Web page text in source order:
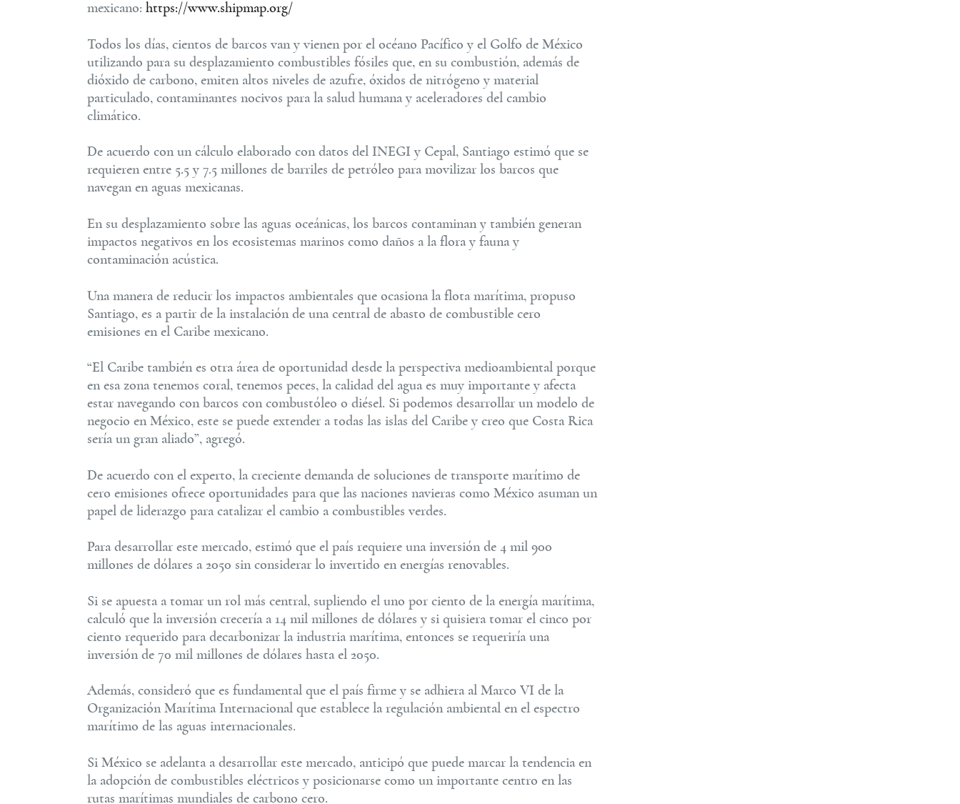
mexicano: https://www.shipmap.org/
Todos los días, cientos de barcos van y vienen por el océano Pacífico y el Golfo de México
utilizando para su desplazamiento combustibles fósiles que, en su combustión, además de
dióxido de carbono, emiten altos niveles de azufre, óxidos de nitrógeno y material
particulado, contaminantes nocivos para la salud humana y aceleradores del cambio
climático.
De acuerdo con un cálculo elaborado con datos del INEGI y Cepal, Santiago estimó que se
requieren entre 5.5 y 7.5 millones de barriles de petróleo para movilizar los barcos que
navegan en aguas mexicanas.
En su desplazamiento sobre las aguas oceánicas, los barcos contaminan y también generan
impactos negativos en los ecosistemas marinos como daños a la flora y fauna y
contaminación acústica.
Una manera de reducir los impactos ambientales que ocasiona la flota marítima, propuso
Santiago, es a partir de la instalación de una central de abasto de combustible cero
emisiones en el Caribe mexicano.
“El Caribe también es otra área de oportunidad desde la perspectiva medioambiental porque
en esa zona tenemos coral, tenemos peces, la calidad del agua es muy importante y afecta
estar navegando con barcos con combustóleo o diésel. Si podemos desarrollar un modelo de
negocio en México, este se puede extender a todas las islas del Caribe y creo que Costa Rica
sería un gran aliado”, agregó.
De acuerdo con el experto, la creciente demanda de soluciones de transporte marítimo de
cero emisiones ofrece oportunidades para que las naciones navieras como México asuman un
papel de liderazgo para catalizar el cambio a combustibles verdes.
Para desarrollar este mercado, estimó que el país requiere una inversión de 4 mil 900
millones de dólares a 2050 sin considerar lo invertido en energías renovables.
Si se apuesta a tomar un rol más central, supliendo el uno por ciento de la energía marítima,
calculó que la inversión crecería a 14 mil millones de dólares y si quisiera tomar el cinco por
ciento requerido para decarbonizar la industria marítima, entonces se requeriría una
inversión de 70 mil millones de dólares hasta el 2050.
Además, consideró que es fundamental que el país firme y se adhiera al Marco VI de la
Organización Marítima Internacional que establece la regulación ambiental en el espectro
marítimo de las aguas internacionales.
Si México se adelanta a desarrollar este mercado, anticipó que puede marcar la tendencia en
la adopción de combustibles eléctricos y posicionarse como un importante centro en las
rutas marítimas mundiales de carbono cero.